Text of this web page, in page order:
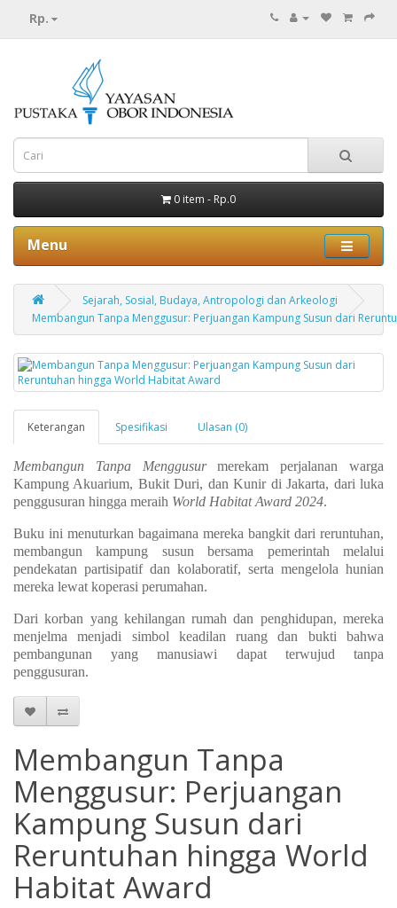
Rp.
0 item - Rp.0
Menu
Sejarah, Sosial, Budaya, Antropologi dan Arkeologi
Membangun Tanpa Menggusur: Perjuangan Kampung Susun dari
Keterangan Spesifikasi Ulasan (0)
Membangun Tanpa Menggusurmerekam perjalanan warga
Kampung Akuarium, Bukit Duri, dan Kunir di Jakarta, dari luka
penggusuran hingga meraih World Habitat Award 2024.
Buku ini menuturkan bagaimana mereka bangkit dari reruntuhan,
membangun kampung susun bersama pemerintah melalui
pendekatan partisipatif dan kolaboratif, serta mengelola hunian
mereka lewat koperasi perumahan.
Dari korban yang kehilangan rumah dan penghidupan, mereka
menjelma menjadi simbol keadilan ruang dan bukti bahwa
pembangunan yang manusiawi dapat terwujud tanpa
penggusuran.
Membangun Tanpa
Menggusur: Perjuangan
Kampung Susun dari
Reruntuhan hingga World
Habitat Award